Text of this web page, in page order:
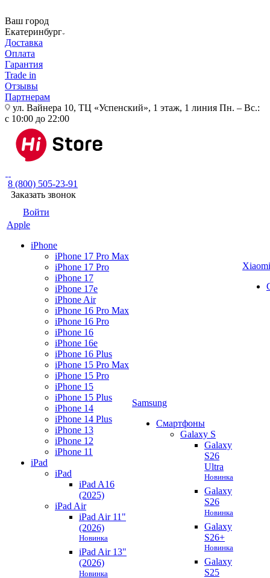
Ваш город
Екатеринбург
Доставка
Оплата
Гарантия
Trade in
Отзывы
Партнерам
ул. Вайнера 10, ТЦ «Успенский», 1 этаж, 1 линия Пн. – Вс.:
с 10:00 до 22:00
8 (800) 505-23-91
Заказать звонок
Войти
Apple
iPhone
iPhone 17 Pro Max
iPhone 17 Pro
iPhone 17
iPhone 17e
iPhone Air
iPhone 16 Pro Max
iPhone 16 Pro
iPhone 16
iPhone 16e
iPhone 16 Plus
iPhone 15 Pro Max
iPhone 15 Pro
iPhone 15
iPhone 15 Plus
iPhone 14
iPhone 14 Plus
iPhone 13
iPhone 12
iPhone 11
iPad
iPad
iPad A16
(2025)
iPad Air
iPad Air 11"
(2026)
Новинка
iPad Air 13"
(2026)
Новинка
Samsung
Смартфоны
Galaxy S
Galaxy
S26
Ultra
Новинка
Galaxy
S26
Новинка
Galaxy
S26+
Новинка
Galaxy
S25
Xiaomi